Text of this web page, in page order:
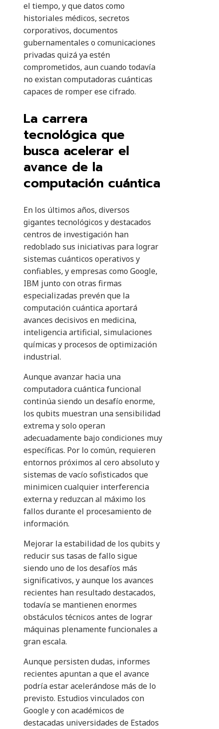
el tiempo, y que datos como
historiales médicos, secretos
corporativos, documentos
gubernamentales o comunicaciones
privadas quizá ya estén
comprometidos, aun cuando todavía
no existan computadoras cuánticas
capaces de romper ese cifrado.
La carrera
tecnológica que
busca acelerar el
avance de la
computación cuántica
En los últimos años, diversos
gigantes tecnológicos y destacados
centros de investigación han
redoblado sus iniciativas para lograr
sistemas cuánticos operativos y
confiables, y empresas como Google,
IBM junto con otras firmas
especializadas prevén que la
computación cuántica aportará
avances decisivos en medicina,
inteligencia artificial, simulaciones
químicas y procesos de optimización
industrial.
Aunque avanzar hacia una
computadora cuántica funcional
continúa siendo un desafío enorme,
los qubits muestran una sensibilidad
extrema y solo operan
adecuadamente bajo condiciones muy
específicas. Por lo común, requieren
entornos próximos al cero absoluto y
sistemas de vacío sofisticados que
minimicen cualquier interferencia
externa y reduzcan al máximo los
fallos durante el procesamiento de
información.
Mejorar la estabilidad de los qubits y
reducir sus tasas de fallo sigue
siendo uno de los desafíos más
significativos, y aunque los avances
recientes han resultado destacados,
todavía se mantienen enormes
obstáculos técnicos antes de lograr
máquinas plenamente funcionales a
gran escala.
Aunque persisten dudas, informes
recientes apuntan a que el avance
podría estar acelerándose más de lo
previsto. Estudios vinculados con
Google y con académicos de
destacadas universidades de Estados